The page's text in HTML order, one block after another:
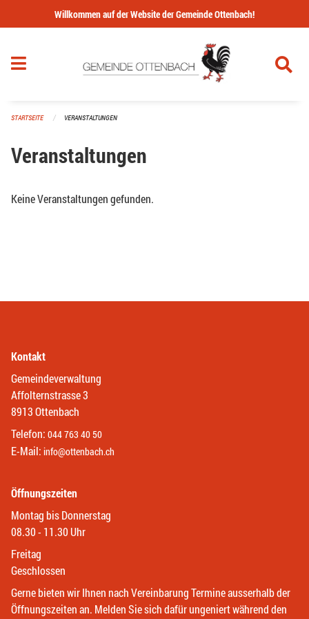
Navigation überspringen
Willkommen auf der Website der Gemeinde Ottenbach!
STARTSEITE VERANSTALTUNGEN
Veranstaltungen
Keine Veranstaltungen gefunden.
Kontakt
Gemeindeverwaltung
Affolternstrasse 3
8913 Ottenbach
Telefon: 044 763 40 50
E-Mail: info@ottenbach.ch
Öffnungszeiten
Montag bis Donnerstag
08.30 - 11.30 Uhr
Freitag
Geschlossen
Gerne bieten wir Ihnen nach Vereinbarung Termine ausserhalb der
Öffnungszeiten an. Melden Sie sich dafür ungeniert während den